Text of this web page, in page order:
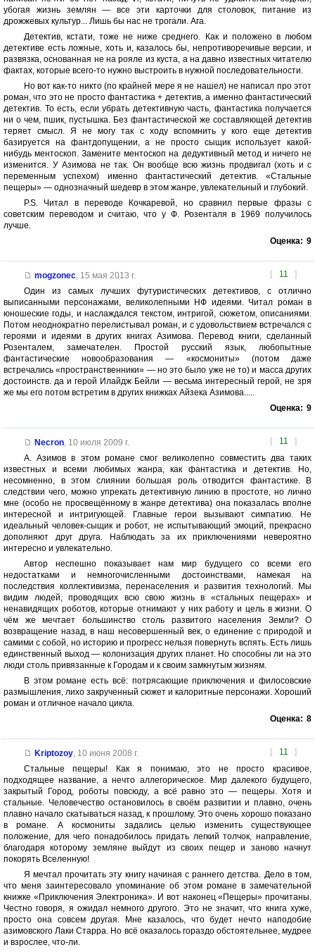
убогая жизнь землян — все эти карточки для столовок, питание из
дрожжевых культур... Лишь бы нас не трогали. Ага.
Детектив, кстати, тоже не ниже среднего. Как и положено в любом
детективе есть ложные, хоть и, казалось бы, непротиворечивые версии, и
развязка, основанная не на рояле из куста, а на давно известных читателю
фактах, которые всего-то нужно выстроить в нужной последовательности.
Но вот как-то никто (по крайней мере я не нашел) не написал про этот
роман, что это не просто фантастика + детектив, а именно фантастический
детектив. То есть, если убрать детективную часть, фантастика получается
ни о чем, пшик, пустышка. Без фантастической же составляющей детектив
теряет смысл. Я не могу так с ходу вспомнить у кого еще детектив
базируется на фантдопущении, а не просто сыщик использует какой-
нибудь ментоскоп. Замените ментоскоп на дедуктивный метод и ничего не
изменится. У Азимова не так. Он вообще всю жизнь продвигал (хоть и с
переменным успехом) именно фантастический детектив. «Стальные
пещеры» — однозначный шедевр в этом жанре, увлекательный и глубокий.
P.S. Читал в переводе Кочкаревой, но сравнил первые фразы с
советским переводом и считаю, что у Ф. Розенталя в 1969 получилось
лучше.
Оценка: 9
[ 11 ]
mogzonec, 15 мая 2013 г.
Один из самых лучших футуристических детективов, с отлично
выписанными персонажами, великолепными НФ идеями. Читал роман в
юношеские годы, и наслаждался текстом, интригой, сюжетом, описаниями.
Потом неоднократно перелистывал роман, и с удовольствием встречался с
героями и идеями в других книгах Азимова. Перевод книги, сделанный
Розенталем, замечателен. Простой русский язык, любопытные
фантастические новообразования — «космониты» (потом даже
встречались «пространственники» — но это было уже не то) и масса других
достоинств. да и герой Илайдж Бейли — весьма интересный герой, не зря
же мы его потом встретим в других книжках Айзека Азимова.....
Оценка: 9
[ 11 ]
Necron, 10 июля 2009 г.
А. Азимов в этом романе смог великолепно совместить два таких
известных и всеми любимых жанра, как фантастика и детектив. Но,
несомненно, в этом слиянии большая роль отводится фантастике. В
следствии чего, можно упрекать детективную линию в простоте, но лично
мне (особо не просвещённому в жанре детектива) она показалась вполне
интересной и интригующей. Главные герои вызывают симпатию. Не
идеальный человек-сыщик и робот, не испытывающий эмоций, прекрасно
дополняют друг друга. Наблюдать за их приключениями невероятно
интересно и увлекательно.
Автор неспешно показывает нам мир будущего со всеми его
недостатками и немногочисленными достоинствами, намекая на
последствия коллективизма, перенаселения и развития технологий. Мы
видим людей, проводящих всю свою жизнь в «стальных пещерах» и
ненавидящих роботов, которые отнимают у них работу и цель в жизни. О
чём же мечтает большинство столь развитого населения Земли? О
возвращение назад, в наш несовершенный век, о единение с природой и
самими с собой, но историю и прогресс нельзя повернуть вспять. Есть лишь
единственный выход — колонизация других планет. Но способны ли на это
люди столь привязанные к Городам и к своим замкнутым жизням.
В этом романе есть всё: потрясающие приключения и филосовские
размышления, лихо закрученный сюжет и калоритные персонажи. Хороший
роман и отличное начало цикла.
Оценка: 8
[ 11 ]
Kriptozoy, 10 июня 2008 г.
Стальные пещеры! Как я понимаю, это не просто красивое,
подходящее название, а нечто аллегорическое. Мир далекого будущего,
закрытый Город, роботы повсюду, а всё равно это — пещеры. Хотя и
стальные. Человечество остановилось в своём развитии и плавно, очень
плавно начало скатываться назад, к прошлому. Это очень хорошо показано
в романе. А космониты задались целью изменить существующее
положение, для чего понадобилось придать легкий толчок, направление,
благодаря которому земляне выйдут из своих пещер и заново начнут
покорять Вселенную!
Я мечтал прочитать эту книгу начиная с раннего детства. Дело в том,
что меня заинтересовало упоминание об этом романе в замечательной
книжке «Приключения Электроника». И вот наконец «Пещеры» прочитаны.
Честно говоря, я ожидал немного другого. Это не значит, что книга хуже,
просто она совсем другая. Мне казалось, что будет нечто наподобие
азимовского Лаки Старра. Но всё оказалось гораздо обстоятельнее, мудрее
и взрослее, что-ли.